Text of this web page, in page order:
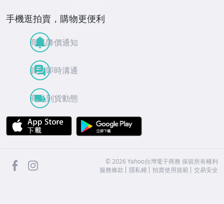
手機逛拍賣，購物更便利
商品降價通知
買賣即時溝通
商品到貨動態
APP Store
facebook ©2026 Yahoo台灣電子商務 保留所有權利
服務條款
隱私權 拍賣使用規範 交易安全